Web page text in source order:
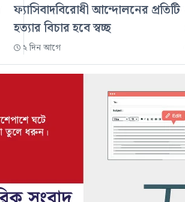
ফ্যাসিবাদবিরোধী আন্দোলনের প্রতিটি
হত্যার বিচার হবে স্বচ্ছ
২ দিন আগে